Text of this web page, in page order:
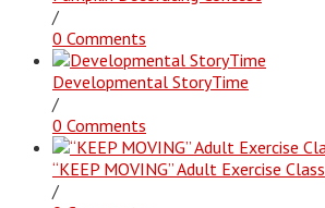
/
0 Comments
Developmental StoryTime
/
0 Comments
“KEEP MOVING” Adult Exercise Class
/